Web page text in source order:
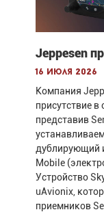
Jeppesen
16 июля 2026
Компания
присутствие
представив
дублирующий
Mobile
Устройство
uAvionix,
приемников